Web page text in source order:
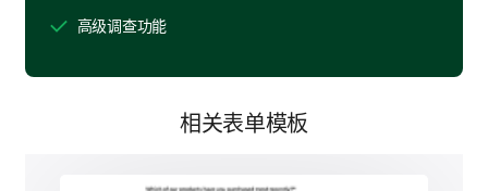
高级调查功能
相关表单模板